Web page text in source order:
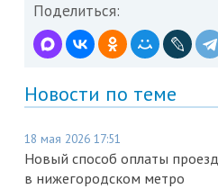
Поделиться:
Новости по теме
18 мая 2026 17:51
Новый способ оплаты
в нижегородском метро